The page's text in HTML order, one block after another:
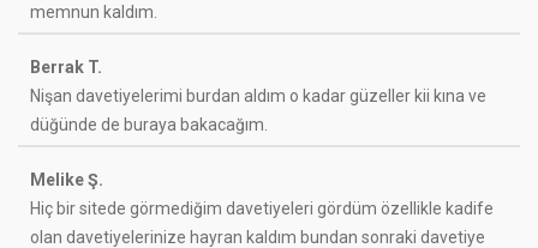
memnun kaldım.
Berrak T.
Nişan davetiyelerimi burdan aldım o kadar güzeller kii kına ve
düğünde de buraya bakacağım.
Melike Ş.
Hiç bir sitede görmediğim davetiyeleri gördüm özellikle kadife
olan davetiyelerinize hayran kaldım bundan sonraki davetiye